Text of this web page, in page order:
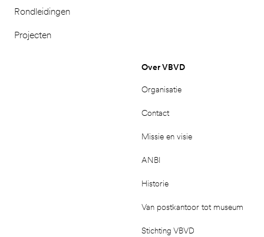
Rondleidingen
Projecten
Over VBVD
Organisatie
Contact
Missie en visie
ANBI
Historie
Van postkantoor tot museum
Stichting VBVD